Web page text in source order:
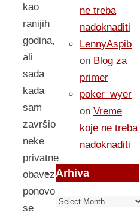
kao
ranijih
godina,
ali
sada
kada
sam
završio
neke
privatne
obaveze,
ponovo
se
ne treba
nadoknaditi
LennyAspib
on Blog za
primer
poker_wyer
on Vreme
koje ne treba
nadoknaditi
Arhiva
Arhiva